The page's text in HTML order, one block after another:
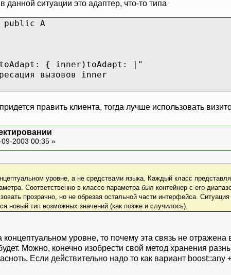
данной ситуации это адаптер, что-то типа
public A
{ inner)toAdapt: |"
вызовов inner
править клиента, тогда лучше использовать
09-2003 00:35 »
уровне, а не средствами языка. Каждый класс
Соответственно в классе параметра был контейнер с его
прозрачно, но не обрезая остальной части интерфейса.
новый тип возможных значений (как позже и случилось).
уровне, то почему эта связь не
Можно, конечно изобрести свой метод хранения
Если действительно надо то как вариант